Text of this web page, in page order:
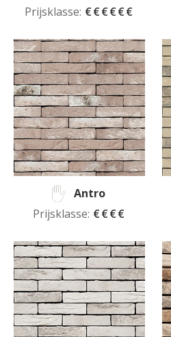
Prijsklasse: €€€€€€
Antro
Prijsklasse: €€€€